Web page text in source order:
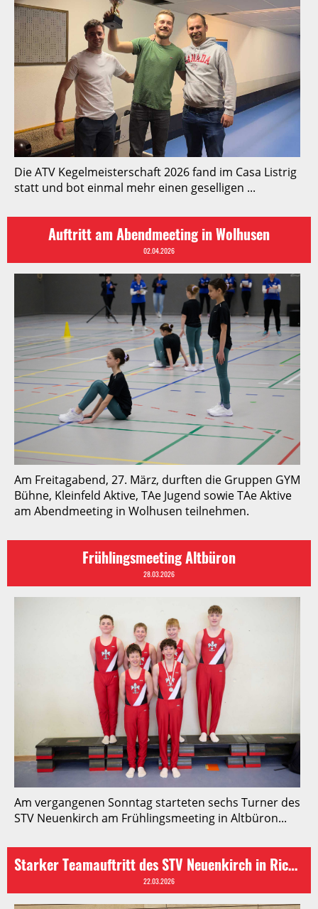
Die ATV Kegelmeisterschaft 2026 fand im Casa Listrig
statt und bot einmal mehr einen geselligen ...
Auftritt am Abendmeeting in Wolhusen
02.04.2026
Am Freitagabend, 27. März, durften die Gruppen GYM
Bühne, Kleinfeld Aktive, TAe Jugend sowie TAe Aktive
am Abendmeeting in Wolhusen teilnehmen.
Frühlingsmeeting Altbüron
28.03.2026
Am vergangenen Sonntag starteten sechs Turner des
STV Neuenkirch am Frühlingsmeeting in Altbüron...
Starker Teamauftritt des STV Neuenkirch in Rickenbach
22.03.2026